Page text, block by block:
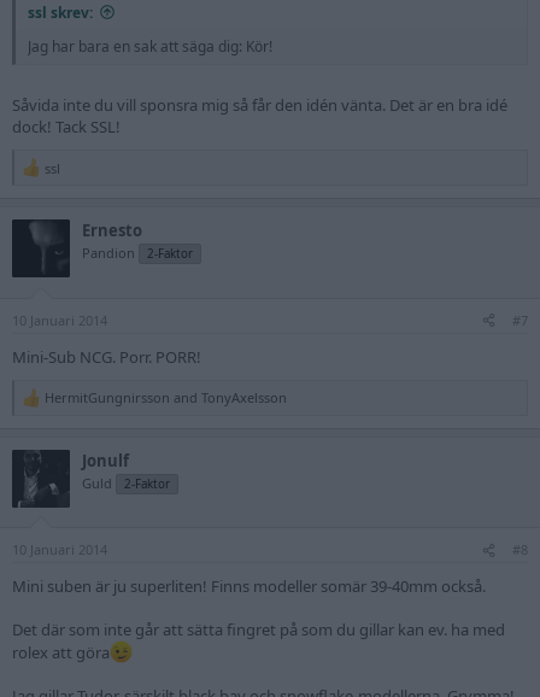
ssl skrev:
Jag har bara en sak att säga dig: Kör!
Såvida inte du vill sponsra mig så får den idén vänta. Det är en bra idé
dock! Tack SSL!
R
o
s
ssl
Ernesto
Pandion 2-Faktor
10 Januari 2014 #7
Mini-Sub NCG. Porr. PORR!
R
t
o
s
HermitGungnirsson and TonyAxelsson
Jonulf
Guld 2-Faktor
10 Januari 2014 #8
Mini suben är ju superliten! Finns modeller somär 39-40mm också.
Det där som inte går att sätta fingret på som du gillar kan ev. ha med
rolex att göra